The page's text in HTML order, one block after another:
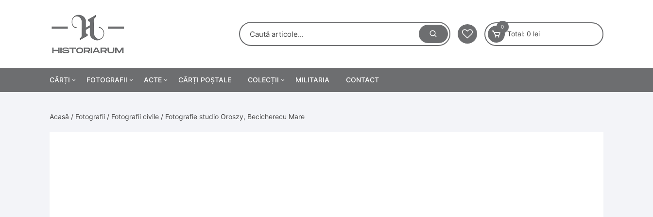
0
Total: 0 lei
CĂRȚI FOTOGRAFII ACTE CĂRȚI POȘTALE COLECȚII MILITARIA CONTACT
Acasă / Fotografii / Fotografii civile / Fotografie studio Oroszy, Becicherecu Mare